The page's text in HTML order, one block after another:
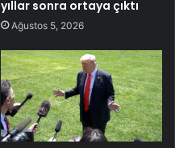
yıllar sonra ortaya çıktı
Ağustos 5, 2026